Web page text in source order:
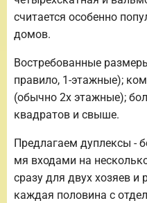
считается особенно
домов.
Востребованные
правило, 1-этажные);
(обычно 2х этажные);
квадратов и свыше.
Предлагаем дуплексы -
мя входами на
сразу для двух хозяев и
каждая половина с